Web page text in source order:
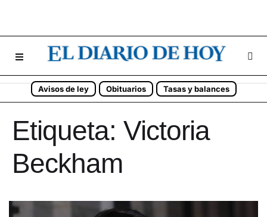
Avisos de ley Obituarios Tasas y balances
Etiqueta: Victoria
Beckham